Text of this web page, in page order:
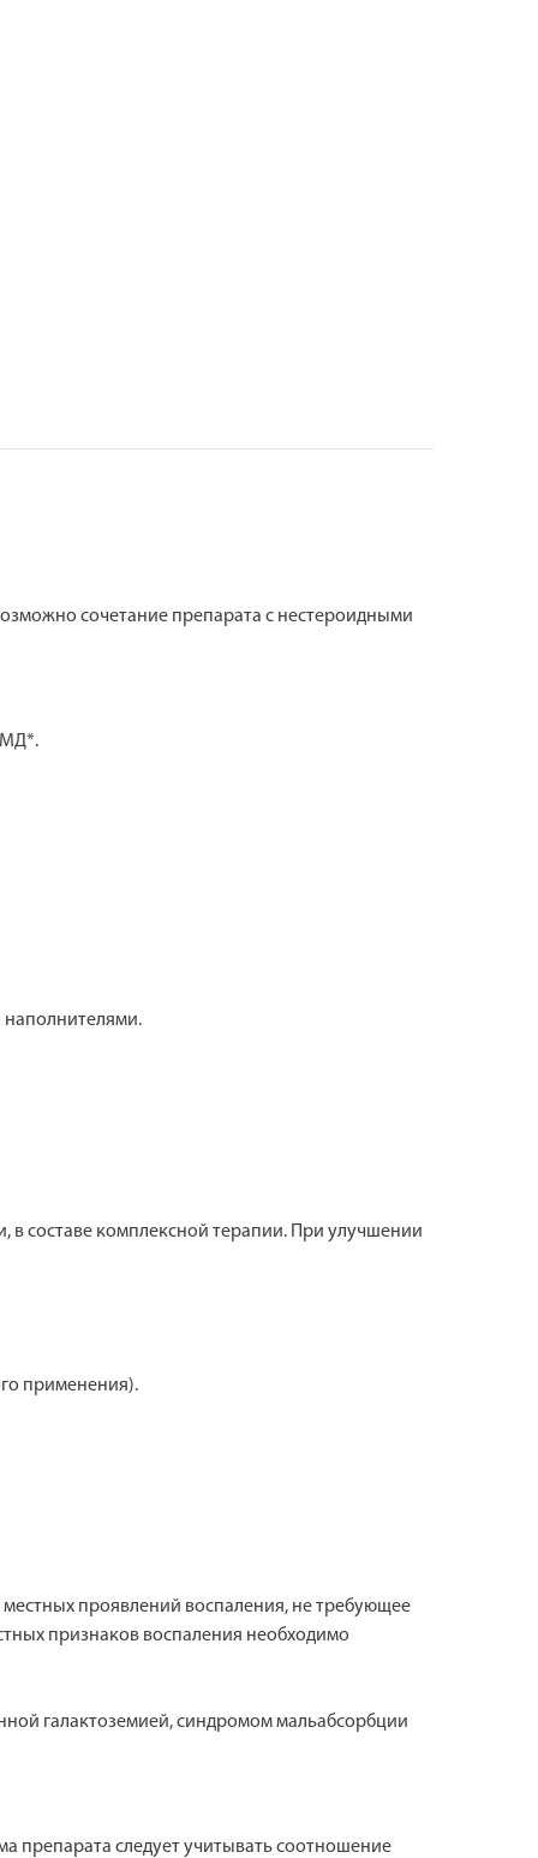
сочетание препарата с нестероидными
наполнителями.
в составе комплексной терапии. При улучшении
применения).
проявлений воспаления, не требующее
признаков воспаления необходимо
галактоземией, синдромом мальабсорбции
препарата следует учитывать соотношение